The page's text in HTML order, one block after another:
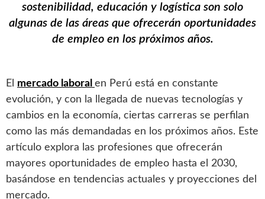
sostenibilidad, educación y logística son solo
algunas de las áreas que ofrecerán oportunidades
de empleo en los próximos años.
El mercado laboral en Perú está en constante
evolución, y con la llegada de nuevas tecnologías y
cambios en la economía, ciertas carreras se perfilan
como las más demandadas en los próximos años. Este
artículo explora las profesiones que ofrecerán
mayores oportunidades de empleo hasta el 2030,
basándose en tendencias actuales y proyecciones del
mercado.